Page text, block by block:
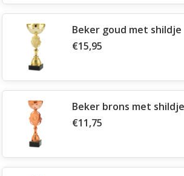
Beker goud met shildje
€15,95
Beker brons met shildje
€11,75